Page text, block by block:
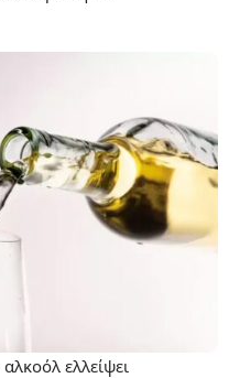
ελλείψει